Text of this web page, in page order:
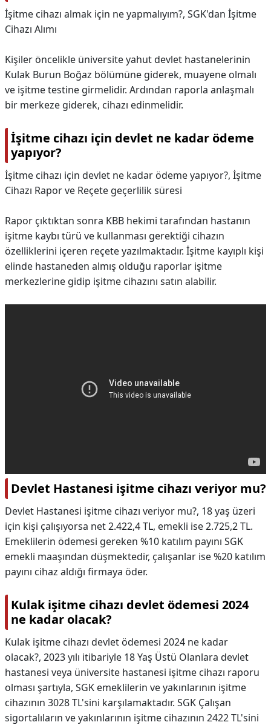
İşitme cihazı almak için ne yapmalıyım?, SGK'dan İşitme
Cihazı Alımı
Kişiler öncelikle üniversite yahut devlet hastanelerinin
Kulak Burun Boğaz bölümüne giderek, muayene olmalı
ve işitme testine girmelidir. Ardından raporla anlaşmalı
bir merkeze giderek, cihazı edinmelidir.
İşitme cihazı için devlet ne kadar ödeme
yapıyor?
İşitme cihazı için devlet ne kadar ödeme yapıyor?, İşitme
Cihazı Rapor ve Reçete geçerlilik süresi
Rapor çıktıktan sonra KBB hekimi tarafından hastanın
işitme kaybı türü ve kullanması gerektiği cihazın
özelliklerini içeren reçete yazılmaktadır. İşitme kayıplı kişi
elinde hastaneden almış olduğu raporlar işitme
merkezlerine gidip işitme cihazını satın alabilir.
Devlet Hastanesi işitme cihazı veriyor mu?
Devlet Hastanesi işitme cihazı veriyor mu?, 18 yaş üzeri
için kişi çalışıyorsa net 2.422,4 TL, emekli ise 2.725,2 TL.
Emeklilerin ödemesi gereken %10 katılım payını SGK
emekli maaşından düşmektedir, çalışanlar ise %20 katılım
payını cihaz aldığı firmaya öder.
Kulak işitme cihazı devlet ödemesi 2024
ne kadar olacak?
Kulak işitme cihazı devlet ödemesi 2024 ne kadar
olacak?, 2023 yılı itibariyle 18 Yaş Üstü Olanlara devlet
hastanesi veya üniversite hastanesi işitme cihazı raporu
olması şartıyla, SGK emeklilerin ve yakınlarının işitme
cihazının 3028 TL'sini karşılamaktadır. SGK Çalışan
sigortalıların ve yakınlarının işitme cihazının 2422 TL'sini